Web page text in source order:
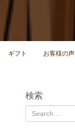
ギフト お客様の声
検索